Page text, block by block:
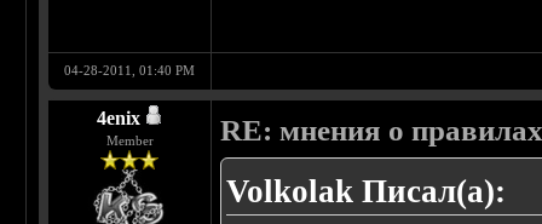
04-28-2011, 01:40 PM
4enix
Member RE: мнения о
Volkolak Писал(а):